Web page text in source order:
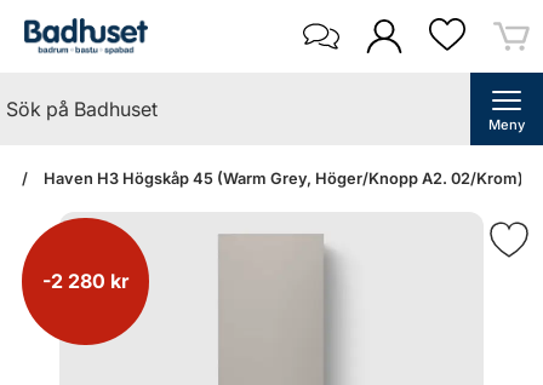
Meny
Haven H3 Högskåp 45 (Warm Grey, Höger/Knopp A2. 02/Krom)
-2 280 kr